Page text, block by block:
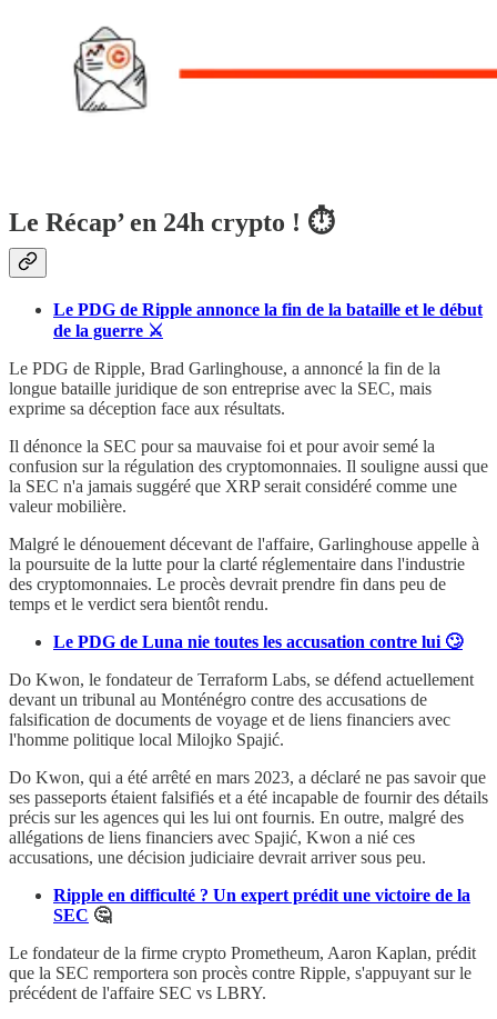
Le Récap’ en 24h crypto ! ⏱
Le PDG de Ripple annonce la fin de la bataille et le début
de la guerre ⚔️
Le PDG de Ripple, Brad Garlinghouse, a annoncé la fin de la
longue bataille juridique de son entreprise avec la SEC, mais
exprime sa déception face aux résultats.
Il dénonce la SEC pour sa mauvaise foi et pour avoir semé la
confusion sur la régulation des cryptomonnaies. Il souligne aussi que
la SEC n'a jamais suggéré que XRP serait considéré comme une
valeur mobilière.
Malgré le dénouement décevant de l'affaire, Garlinghouse appelle à
la poursuite de la lutte pour la clarté réglementaire dans l'industrie
des cryptomonnaies. Le procès devrait prendre fin dans peu de
temps et le verdict sera bientôt rendu.
Le PDG de Luna nie toutes les accusation contre lui 🙄
Do Kwon, le fondateur de Terraform Labs, se défend actuellement
devant un tribunal au Monténégro contre des accusations de
falsification de documents de voyage et de liens financiers avec
l'homme politique local Milojko Spajić.
Do Kwon, qui a été arrêté en mars 2023, a déclaré ne pas savoir que
ses passeports étaient falsifiés et a été incapable de fournir des détails
précis sur les agences qui les lui ont fournis. En outre, malgré des
allégations de liens financiers avec Spajić, Kwon a nié ces
accusations, une décision judiciaire devrait arriver sous peu.
Ripple en difficulté ? Un expert prédit une victoire de la
SEC 🤔
Le fondateur de la firme crypto Prometheum, Aaron Kaplan, prédit
que la SEC remportera son procès contre Ripple, s'appuyant sur le
précédent de l'affaire SEC vs LBRY.